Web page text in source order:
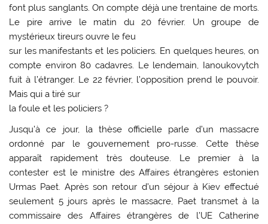
font plus sanglants. On compte déjà une trentaine de morts.
Le pire arrive le matin du 20 février. Un groupe de
mystérieux tireurs ouvre le feu
sur les manifestants et les policiers. En quelques heures, on
compte environ 80 cadavres. Le lendemain, Ianoukovytch
fuit à l’étranger. Le 22 février, l’opposition prend le pouvoir.
Mais qui a tiré sur
la foule et les policiers ?
Jusqu’à ce jour, la thèse officielle parle d’un massacre
ordonné par le gouvernement pro-russe. Cette thèse
apparaît rapidement très douteuse. Le premier à la
contester est le ministre des Affaires étrangères estonien
Urmas Paet. Après son retour d’un séjour à Kiev effectué
seulement 5 jours après le massacre, Paet transmet à la
commissaire des Affaires étrangères de l’UE Catherine